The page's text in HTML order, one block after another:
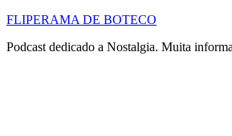
FLIPERAMA DE BOTECO
Podcast dedicado a Nostalgia. Muita